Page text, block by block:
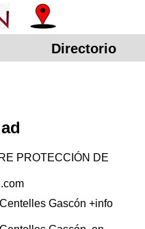
Directorio
PROTECCIÓN DE
Gascón +info